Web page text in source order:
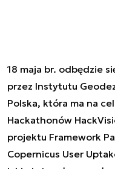
18 maja br. odbędzie
przez Instytutu
Polska, która ma na
Hackathonów
projektu Framework
Copernicus User